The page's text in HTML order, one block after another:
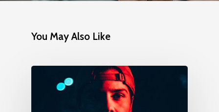
You May Also Like